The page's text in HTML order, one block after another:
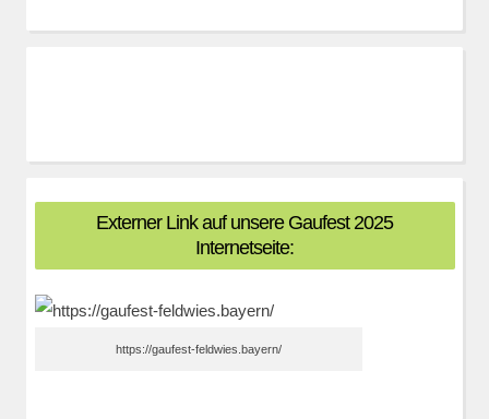
Externer Link auf unsere Gaufest 2025
Internetseite:
https://gaufest-feldwies.bayern/